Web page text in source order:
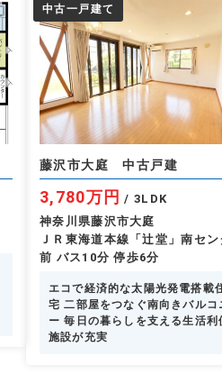
中古一戸建て
藤沢市大庭 中古戸建
3,780万円 / 3LDK
神奈川県藤沢市大庭
ＪＲ東海道本線「辻堂」南セン
前 バス10分 停歩6分
エコで経済的な太陽光発電搭載
宅 二部屋をつなぐ南向きバルコ
ー 毎日の暮らしを支える生活利
施設が充実